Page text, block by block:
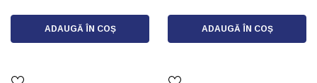
ADAUGĂ ÎN COȘ ADAUGĂ ÎN COȘ